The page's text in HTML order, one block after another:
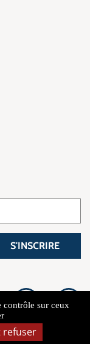
S'INSCRIRE
contrôle sur ceux
refuser